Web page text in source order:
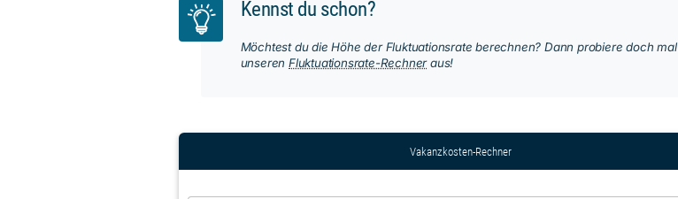
Kennst du schon?
Möchtest du die Höhe der Fluktuationsrate berechnen? Dann probiere doch mal
unseren Fluktuationsrate-Rechneraus!
Vakanzkosten-Rechner